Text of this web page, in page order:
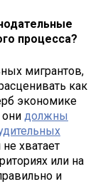
процесса?
мигрантов,
как
экономике
должны
хватает
или на
и